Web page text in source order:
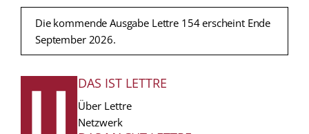
Die kommende Ausgabe Lettre 154 erscheint Ende
September 2026.
FUSSZEILE
DAS IST LETTRE
Über Lettre
Netzwerk